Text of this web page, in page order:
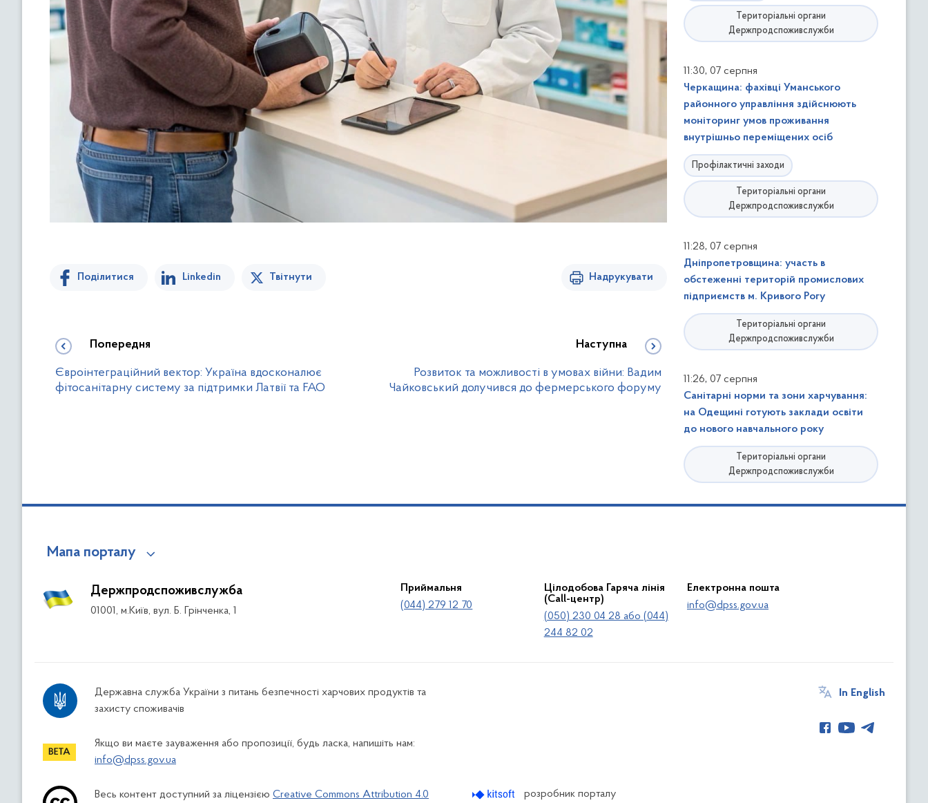
Поділитися Linkedin Твітнути Надрукувати
Попередня
Євроінтеграційний вектор: Україна вдосконалює
фітосанітарну систему за підтримки Латвії та FAO
Наступна
Розвиток та можливості в умовах війни: Вадим
Чайковський долучився до фермерського форуму
Територіальні органи
Держпродспоживслужби
11:30, 07 серпня
Черкащина: фахівці Уманського
районного управління здійснюють
моніторинг умов проживання
внутрішньо переміщених осіб
Профілактичні заходи
Територіальні органи
Держпродспоживслужби
11:28, 07 серпня
Дніпропетровщина: участь в
обстеженні територій промислових
підприємств м. Кривого Рогу
Територіальні органи
Держпродспоживслужби
11:26, 07 серпня
Санітарні норми та зони харчування:
на Одещині готують заклади освіти
до нового навчального року
Територіальні органи
Держпродспоживслужби
Мапа порталу
Держпродспоживслужба
01001, м.Київ, вул. Б. Грінченка, 1
Приймальня
(044) 279 12 70
Цілодобова Гаряча лінія
(Call-центр)
(050) 230 04 28 або (044)
244 82 02
Електронна пошта
info@dpss.gov.ua
Державна служба України з питань безпечності харчових продуктів та
захисту споживачів
Якщо ви маєте зауваження або пропозиції, будь ласка, напишіть нам:
info@dpss.gov.ua
In English
Весь контент доступний за ліцензією Creative Commons Attribution 4.0 розробник порталу